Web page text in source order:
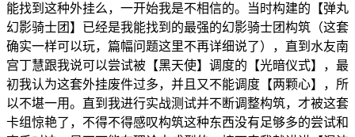
能找到这种外挂么，一开始我是不相信的。当时构建的【弹丸
幻影骑士团】已经是我能找到的最强的幻影骑士团构筑（这套
确实一样可以玩，篇幅问题这里不再详细说了），直到水友南
宫丁慧跟我说可以尝试被【黑天使】调度的【光暗仪式】，最
初我认为这套外挂废件过多，并且又不能调度【两颗心】，所
以不堪一用。直到我进行实战测试并不断调整构筑，才被这套
卡组惊艳了，不得不得感叹构筑这种东西没有足够多的尝试和